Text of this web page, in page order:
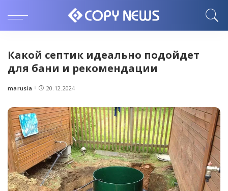
Какой септик идеально подойдет
для бани и рекомендации
Posted
marusia 20.12.2024